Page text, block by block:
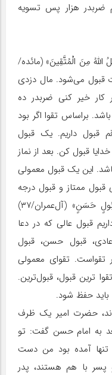
ضربدر هزار پس تسویه
مِنَ الْمُتَّقِینَ» (مائده/
قبول می‌شود. مال دزدی
کار خیر کنی ضربدر ده
براساس تقوا اگر بود
قبول داریم. یک قبول
قبول کن. بعد از نماز
این یک قبول معمولی
ممتاز و قبول درجه
یک. قرآن می‌فرماید: «فَتَقَبَّلَها رَبُّها بِقَبُولٍ حَسَنٍ» (آل‌عمران/۳۷)
قبول عالی که در دعا
قبول حسن، قبول
تقواست. تقوای معمولی
ترین قبول، قبول‌ترین.
حفظ شود.
حضرت امیر یک ظرف
به امام حسن گفت: تو
آمده بود من دست
با هم هستند، پدر